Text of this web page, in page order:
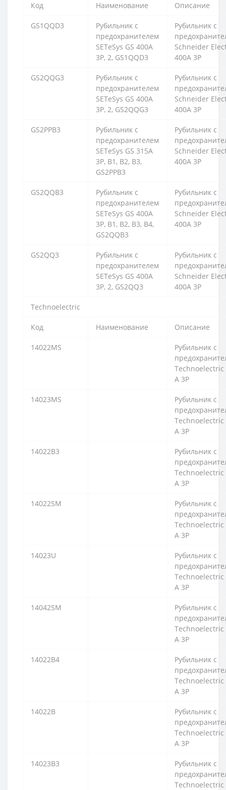
Код Наименование Описание
GS1QQD3
Рубильник с
предохранителем
SETeSys GS 400А
3P, 2, GS1QQD3
Рубильник с
Schneider
400А 3P
GS2QQG3
Рубильник с
предохранителем
SETeSys GS 400А
3P, 2, GS2QQG3
Рубильник с
Schneider
400А 3P
GS2PPB3
Рубильник с
предохранителем
SETeSys GS 315А
3P, B1, B2, B3,
GS2PPB3
Рубильник с
Schneider
400А 3P
GS2QQB3
Рубильник с
предохранителем
SETeSys GS 400А
3P, B1, B2, B3, B4,
GS2QQB3
Рубильник с
Schneider
400А 3P
GS2QQ3
Рубильник с
предохранителем
SETeSys GS 400А
3P, 2, GS2QQ3
Рубильник с
Schneider
400А 3P
Technoelectric
Код Наименование Описание
14022MS
Рубильник с
Technoelectric
A 3P
14023MS
Рубильник с
Technoelectric
A 3P
14022B3
Рубильник с
Technoelectric
A 3P
14022SM
Рубильник с
Technoelectric
A 3P
14023U
Рубильник с
Technoelectric
A 3P
14042SM
Рубильник с
Technoelectric
A 3P
14022B4
Рубильник с
Technoelectric
A 3P
14022B
Рубильник с
Technoelectric
A 3P
14023B3
Рубильник с
Technoelectric